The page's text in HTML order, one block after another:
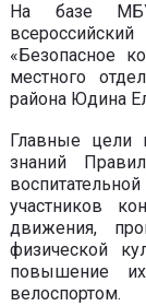
На базе
«Безопасное
местного
района Юдина
Главные цели
знаний
участников
движения,
физической
повышение
велоспортом.